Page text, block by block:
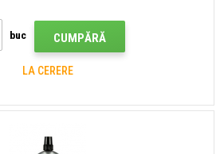
buc CUMPĂRĂ
LA CERERE